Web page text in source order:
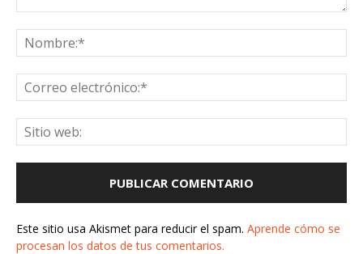
Este sitio usa Akismet para reducir el spam. Aprende cómo se
procesan los datos de tus comentarios.